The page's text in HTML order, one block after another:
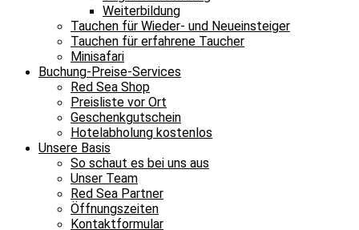
Weiterbildung
Tauchen für Wieder- und Neueinsteiger
Tauchen für erfahrene Taucher
Minisafari
Buchung-Preise-Services
Red Sea Shop
Preisliste vor Ort
Geschenkgutschein
Hotelabholung kostenlos
Unsere Basis
So schaut es bei uns aus
Unser Team
Red Sea Partner
Öffnungszeiten
Kontaktformular